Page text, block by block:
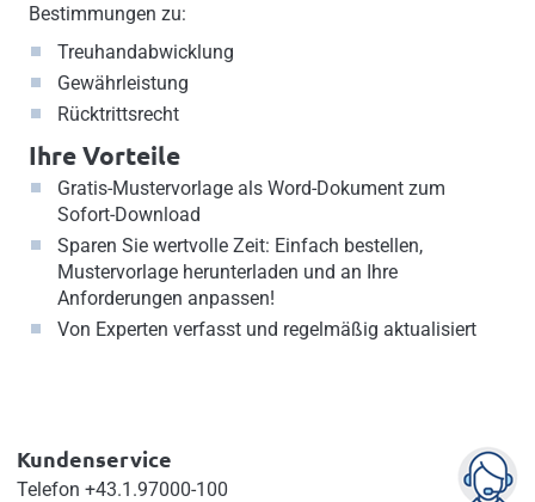
Bestimmungen zu:
Treuhandabwicklung
Gewährleistung
Rücktrittsrecht
Ihre Vorteile
Gratis-Mustervorlage als Word-Dokument zum
Sofort-Download
Sparen Sie wertvolle Zeit: Einfach bestellen,
Mustervorlage herunterladen und an Ihre
Anforderungen anpassen!
Von Experten verfasst und regelmäßig aktualisiert
Kundenservice
Telefon +43.1.97000-100